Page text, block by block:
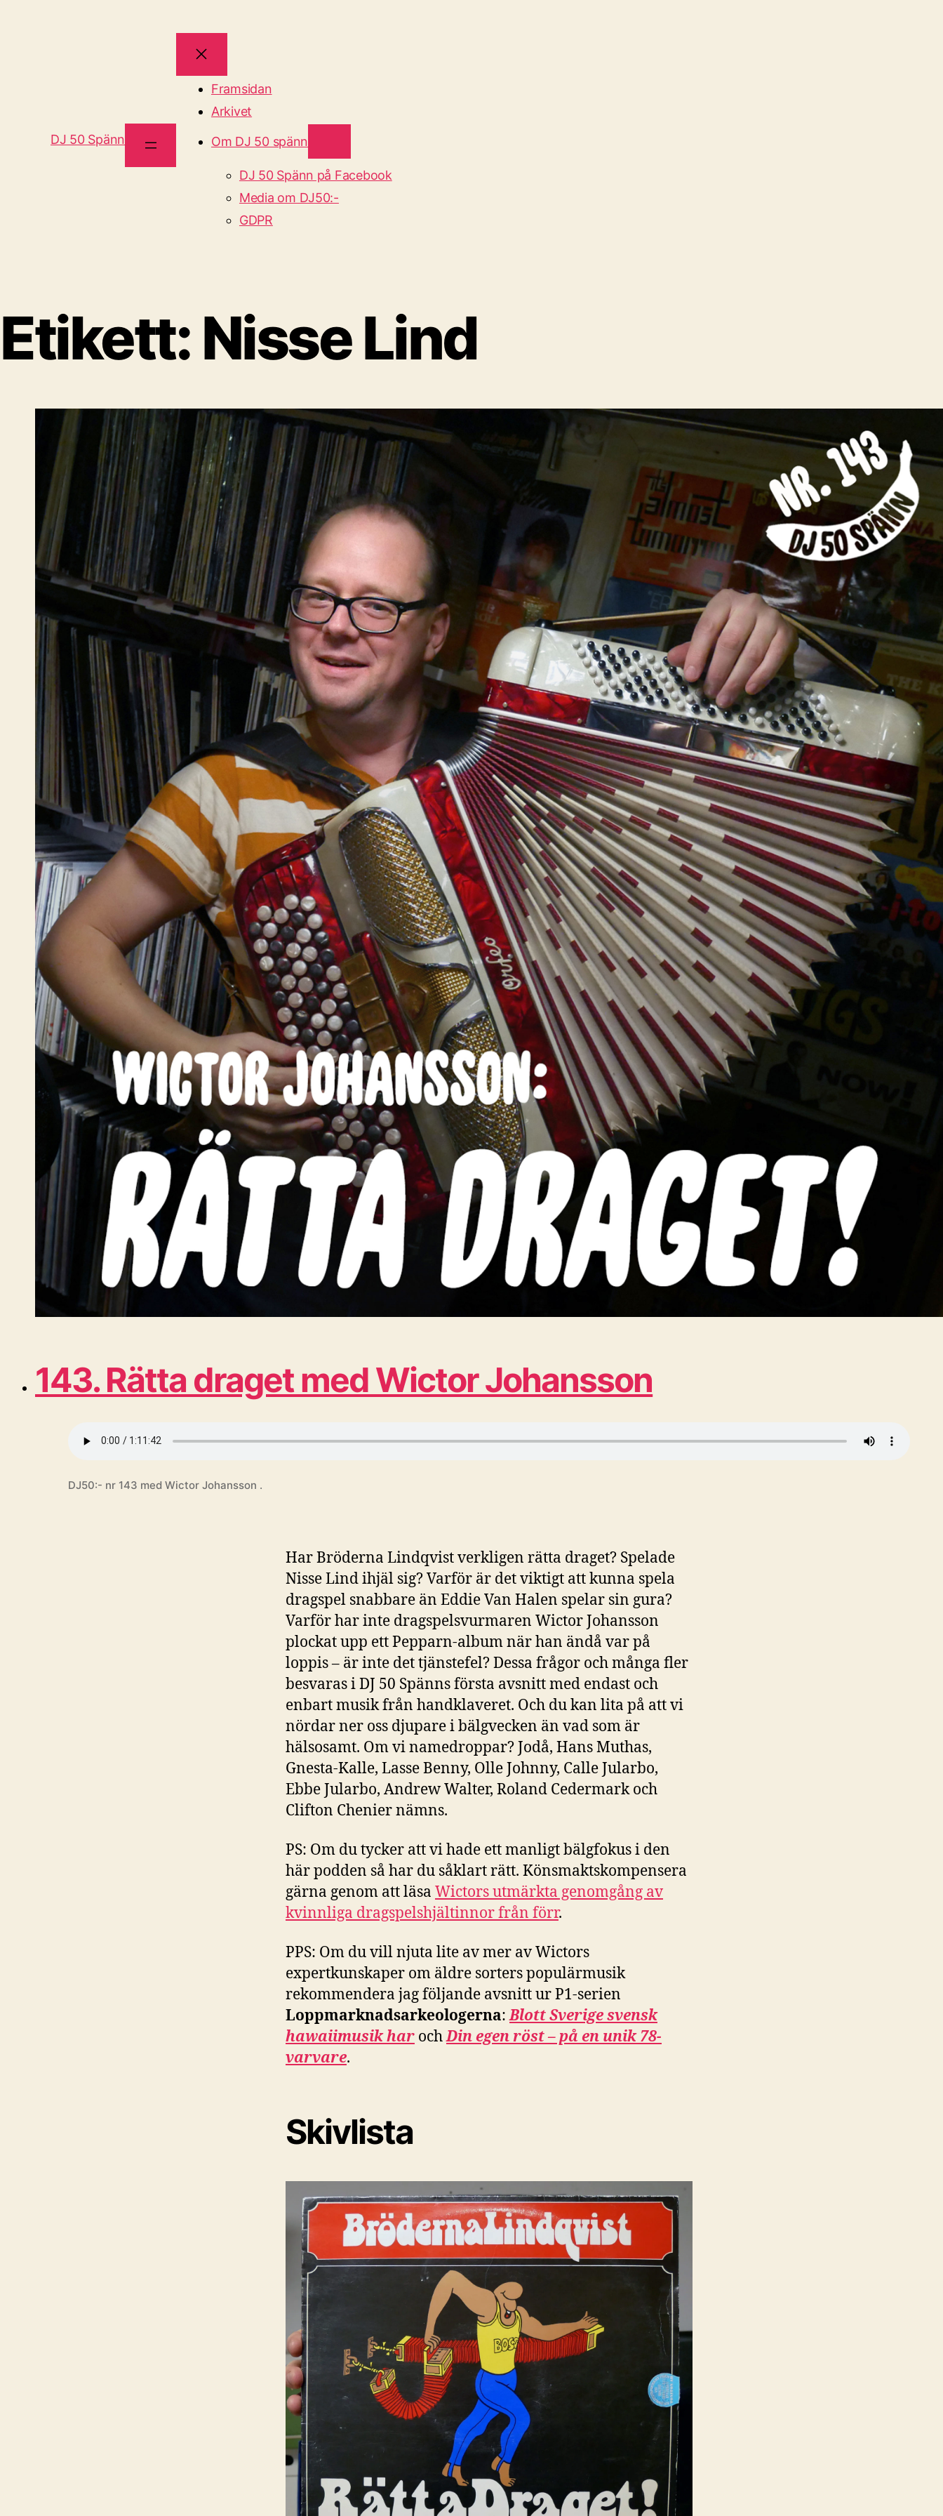
DJ 50 Spänn
Framsidan
Arkivet
Om DJ 50 spänn
DJ 50 Spänn på Facebook
Media om DJ50:-
GDPR
Etikett:Nisse Lind
143. Rätta draget med Wictor Johansson
DJ50:- nr 143 med Wictor Johansson .
Har Bröderna Lindqvist verkligen rätta draget? Spelade
Nisse Lind ihjäl sig? Varför är det viktigt att kunna spela
dragspel snabbare än Eddie Van Halen spelar sin gura?
Varför har inte dragspelsvurmaren Wictor Johansson
plockat upp ett Pepparn-album när han ändå var på
loppis – är inte det tjänstefel? Dessa frågor och många fler
besvaras i DJ 50 Spänns första avsnitt med endast och
enbart musik från handklaveret. Och du kan lita på att vi
nördar ner oss djupare i bälgvecken än vad som är
hälsosamt. Om vi namedroppar? Jodå, Hans Muthas,
Gnesta-Kalle, Lasse Benny, Olle Johnny, Calle Jularbo,
Ebbe Jularbo, Andrew Walter, Roland Cedermark och
Clifton Chenier nämns.
PS: Om du tycker att vi hade ett manligt bälgfokus i den
här podden så har du såklart rätt. Könsmaktskompensera
gärna genom att läsa Wictors utmärkta genomgång av
kvinnliga dragspelshjältinnor från förr.
PPS: Om du vill njuta lite av mer av Wictors
expertkunskaper om äldre sorters populärmusik
rekommendera jag följande avsnitt ur P1-serien
Loppmarknadsarkeologerna:Blott Sverige svensk
hawaiimusik har ochDin egen röst – på en unik 78-
varvare.
Skivlista